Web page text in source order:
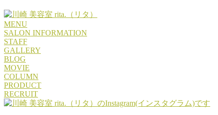
MENU
SALON INFORMATION
STAFF
GALLERY
BLOG
MOVIE
COLUMN
PRODUCT
RECRUIT